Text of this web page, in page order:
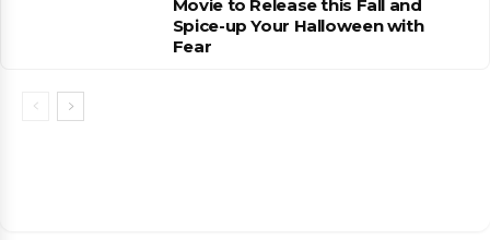
Movie to Release this Fall and
Spice-up Your Halloween with
Fear